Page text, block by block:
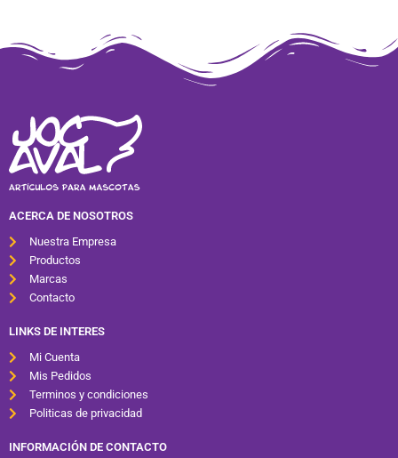
ACERCA DE NOSOTROS
Nuestra Empresa
Productos
Marcas
Contacto
LINKS DE INTERES
Mi Cuenta
Mis Pedidos
Terminos y condiciones
Politicas de privacidad
INFORMACIÓN DE CONTACTO